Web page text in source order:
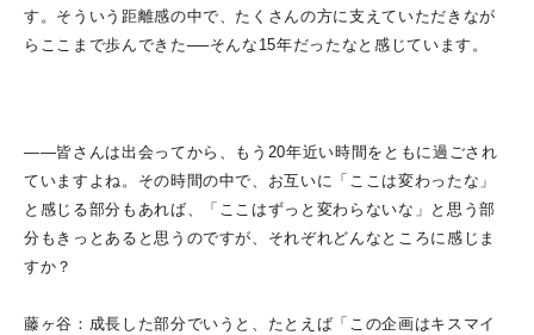
す。そういう距離感の中で、たくさんの方に支えていただきなが
らここまで歩んできた──そんな15年だったなと感じています。
――皆さんは出会ってから、もう20年近い時間をともに過ごされ
ていますよね。その時間の中で、お互いに「ここは変わったな」
と感じる部分もあれば、「ここはずっと変わらないな」と思う部
分もきっとあると思うのですが、それぞれどんなところに感じま
すか？
藤ヶ谷：成長した部分でいうと、たとえば「この企画はキスマイ